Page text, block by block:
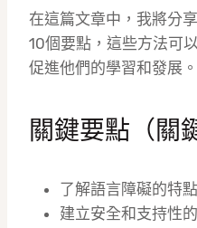
在這篇文章中，我將分
10個要點，這些方法可
促進他們的學習和發展。
關鍵要點（關
了解語言障礙的特
建立安全和支持性